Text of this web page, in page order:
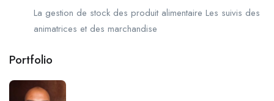
La gestion de stock des produit alimentaire Les suivis des
animatrices et des marchandise
Portfolio